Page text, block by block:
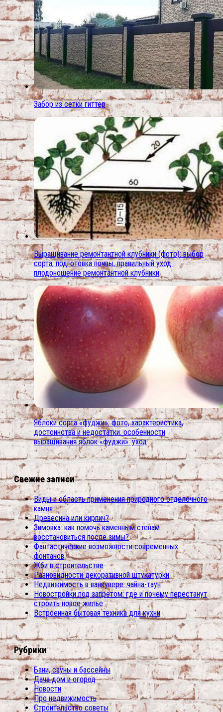
Забор из сетки гиттер
Выращивание ремонтантной клубники (фото): выбор
сорта, подготовка почвы, правильный уход.
плодоношение ремонтантной клубники
Яблоки сорта «фуджи»: фото, характеристика,
достоинства и недостатки. особенности
выращивания яблок «фуджи»: уход
Свежие записи
Виды и область применения природного отделочного
камня
Древесина или кирпич?
Зимовка: как помочь каменным стенам
восстановиться после зимы?
Фантастические возможности современных
фонтанов
Жби в строительстве
Разновидности декоративной штукатурки
Недвижимость в ванкувере: чайна-таун
Новостройки под запретом: где и почему перестанут
строить новое жилье
Встроенная бытовая техника для кухни
Рубрики
Бани, сауны и бассейны
Дача дом и огород
Новости
Про недвижимость
Строительство советы